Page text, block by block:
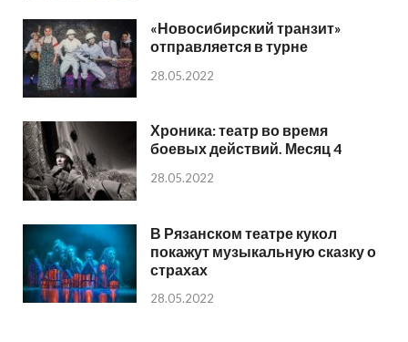
«Новосибирский транзит»
отправляется в турне
28.05.2022
Хроника: театр во время
боевых действий. Месяц 4
28.05.2022
В Рязанском театре кукол
покажут музыкальную сказку о
страхах
28.05.2022